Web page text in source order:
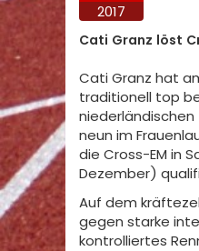
2017
Cati Granz löst
Cati Granz hat
traditionell top
niederländischen
neun im
die Cross-EM in
Dezember)
Auf dem
gegen starke
kontrolliertes